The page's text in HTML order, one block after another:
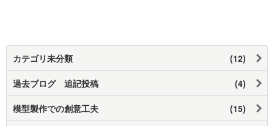
カテゴリ未分類 (12)
過去ブログ 追記投稿 (4)
模型製作での創意工夫 (15)